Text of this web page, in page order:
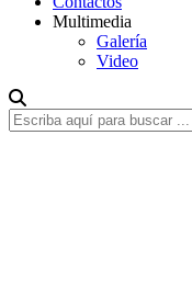
Multimedia
Galería
Video